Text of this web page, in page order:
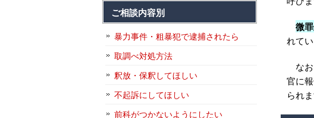
微
れて
なお
官に
られま
ご相談内容別
暴力事件・粗暴犯で逮捕されたら
取調べ対処方法
釈放・保釈してほしい
不起訴にしてほしい
前科がつかないようにしたい